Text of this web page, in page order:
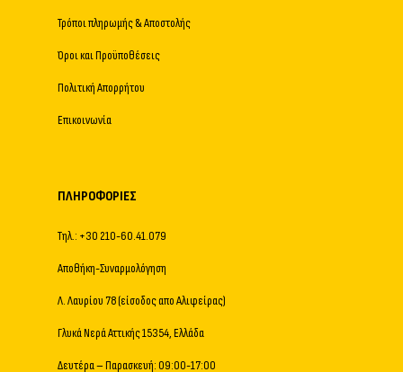
Τρόποι πληρωμής & Αποστολής
Όροι και Προϋποθέσεις
Πολιτική Απορρήτου
Επικοινωνία
ΠΛΗΡΟΦΟΡΊΕΣ
Τηλ.: +30 210-60.41.079
Αποθήκη-Συναρμολόγηση
Λ. Λαυρίου 78 (είσοδος απο Αλιφείρας)
Γλυκά Νερά Αττικής 15354, Ελλάδα
Δευτέρα – Παρασκευή: 09:00-17:00